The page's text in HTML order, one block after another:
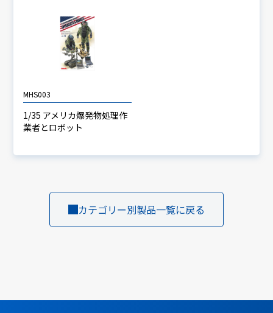
MHS003
1/35 アメリカ爆発物処理作
業者とロボット
カテゴリー別製品一覧に戻る